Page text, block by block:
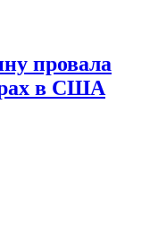
провала
в США